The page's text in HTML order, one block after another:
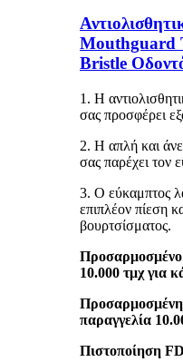
Mouthguard
Bristle
1. Η
σας προσφέρει
2. Η απλή και
σας παρέχει τον
3. Ο εύκαμπτος
επιπλέον πίεση
βουρτσίσματος.
Προσαρμοσμένο
10.000 τμχ για
παραγγελία
Πιστοποίηση